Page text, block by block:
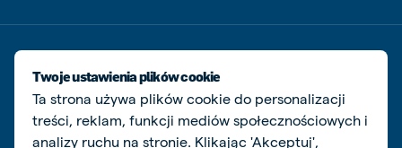
Twoje ustawienia plików cookie
Ta strona używa plików cookie do personalizacji
treści, reklam, funkcji mediów społecznościowych i
analizy ruchu na stronie. Klikając 'Akceptuj',
Polityka prywatności i plików cookie
Zarządzaj ciasteczkami
© De Heus Animal Nutrition